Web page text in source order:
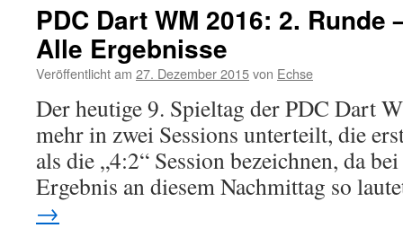
PDC Dart WM 2016: 2. Runde
Alle Ergebnisse
Veröffentlicht am 27. Dezember 2015von Echse
Der heutige 9. Spieltag der PDC Dart
mehr in zwei Sessions unterteilt, die
als die „4:2“ Session bezeichnen, da
Ergebnis an diesem Nachmittag so
→